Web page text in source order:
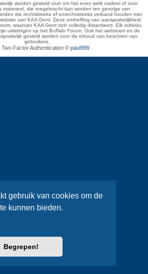
gebruik van cookies om de
kunnen bieden.
Begrepen!
worden gesteld voor om het even welk nadeel of voor
materieel, die toegebracht kan worden ten gevolge van
die rechtstreeks of onrechtstreeks verband houden met
van KAA Gent. Deze ontheffing van aansprakelijkheid
waarvan KAA Gent zich volledig distantieert. Elk individu
uitlatingen op het Buffalo Forum. Ook het webteam en de
gesteld worden voor de inhoud van berichten van
gebruikers.
Two Factor Authentication © paul999